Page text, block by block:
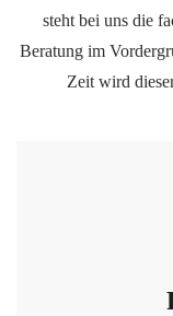
steht bei uns die
Beratung im
Zeit wird